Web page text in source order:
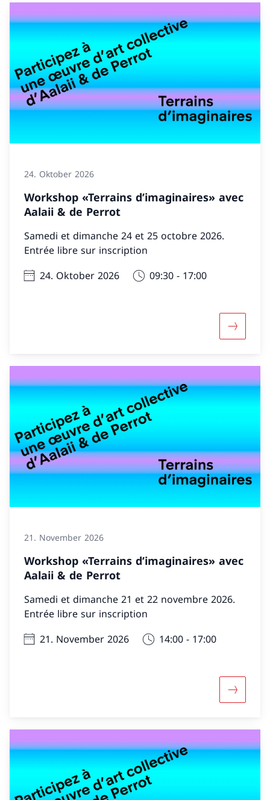
24. Oktober 2026
Workshop «Terrains d’imaginaires» avec
Aalaii & de Perrot
Samedi et dimanche 24 et 25 octobre 2026.
Entrée libre sur inscription
24. Oktober 2026
09:30 - 17:00
Mehr
21. November 2026
Workshop «Terrains d’imaginaires» avec
Aalaii & de Perrot
Samedi et dimanche 21 et 22 novembre 2026.
Entrée libre sur inscription
21. November 2026
14:00 - 17:00
Mehr